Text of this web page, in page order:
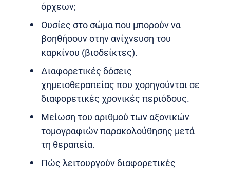
όρχεων;
Ουσίες στο σώμα που μπορούν να
βοηθήσουν στην ανίχνευση του
καρκίνου (βιοδείκτες).
Διαφορετικές δόσεις
χημειοθεραπείας που χορηγούνται σε
διαφορετικές χρονικές περιόδους.
Μείωση του αριθμού των αξονικών
τομογραφιών παρακολούθησης μετά
τη θεραπεία.
Πώς λειτουργούν διαφορετικές